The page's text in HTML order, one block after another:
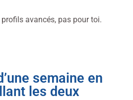
avancés, pas pour toi.
semaine en
les deux